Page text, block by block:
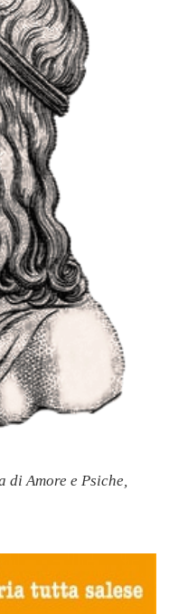
Amore e Psiche,